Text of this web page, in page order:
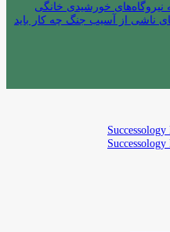
نیروگاه‌های خورشیدی خانگی
ناشی از آسیب جنگ چه کار باید